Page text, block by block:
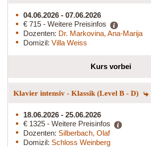
04.06.2026 - 07.06.2026
€ 715 - Weitere Preisinfos
Dozenten: Dr. Markovina, Ana-Marija
Domizil: Villa Weiss
Kurs vorbei
Klavier intensiv - Klassik (Level B - D)
18.06.2026 - 25.06.2026
€ 1325 - Weitere Preisinfos
Dozenten: Silberbach, Olaf
Domizil: Schloss Weinberg